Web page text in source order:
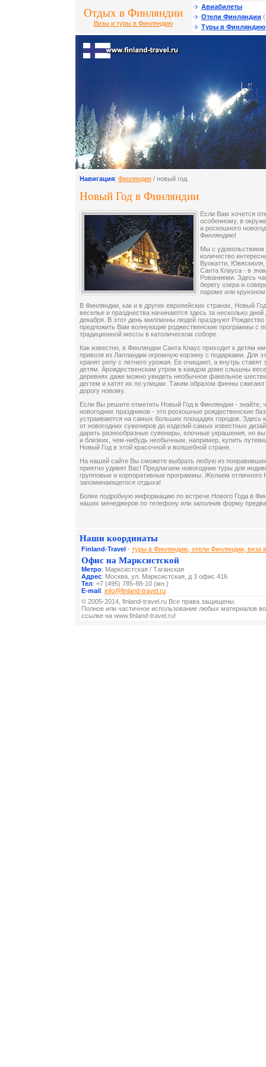
Отдых в Финляндии
Визы и туры в Финляндию
Авиабилеты
Отели Финляндии
Туры в Финляндию
Навигация: Финляндия / новый год
Новый Год в Финляндии
Если Вам хочется
особенному, в
и роскошного
Финляндию!
Мы с
количество
Вуокатти,
Санта Клауса - в
Рованиеми. Здесь
берегу озера и
пароме или
В Финляндии, как и в других европейских странах, Новый
веселье и празднества начинаются здесь за несколько
декабря. В этот день миллионы людей празднуют
предложить Вам волнующие роджественские программы с
традиционной мессы в католическом соборе.
Как известно, в Финляндии Санта Клаус приходит к детям
привозя из Лапландии огромную корзину с подарками. Для
хранят репу с летнего урожая. Ее очищают, а внутрь
детям. Арождественским утром в каждом доме слышны
деревнях даже можно увидеть необычное факельное
дегтем и катят их по улицам. Таким образом финны
дорогу новому.
Если Вы решите отметить Новый Год в Финляндии - знайте,
новогодних праздников - это роскошные рождественские
устраиваются на самых больших площадях городов. Здесь
от новогодних сувениров до изделий самых известных
дарить разнообразные сувениры, елочные украшения, но
и близких, чем-нибудь необычным, например, купить
Новый Год в этой красочной и волшебной стране.
На нашей сайте Вы сможете выбрать любую из
приятно удивят Вас! Предлагаем новогодние туры для
групповые и корпоративные программы. Желаем отличного
запоминающегося отдыха!
Более подробную информацию по встрече Нового Года в
наших менеджеров по телефону или заполнив форму
Наши координаты
Finland-Travel - туры в Финляндию, отели Финляндии, виза
Офис на Марксистской
Метро: Марксистская / Таганская
Адрес: Москва, ул. Марксистская, д 3 офис 416
Тел: +7 (495) 785-88-10 (мн.)
E-mail: info@finland-travel.ru
© 2005-2014, finland-travel.ru Все права защищены.
Полное или частичное использование любых материалов
ссылке на www.finland-travel.ru!